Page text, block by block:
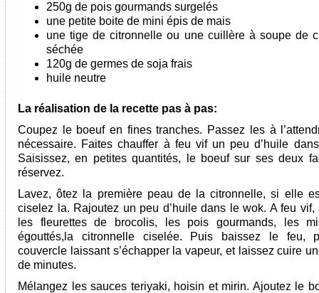
250g de pois gourmands surgelés
une petite boite de mini épis de mais
une tige de citronnelle ou une cuillère à soupe de
séchée
120g de germes de soja frais
huile neutre
La réalisation de la recette pas à pas:
Coupez le boeuf en fines tranches. Passez les à
nécessaire. Faites chauffer à feu vif un peu d’huile
Saisissez, en petites quantités, le boeuf sur ses deux
réservez.
Lavez, ôtez la première peau de la citronnelle, si elle
ciselez la. Rajoutez un peu d’huile dans le wok. A feu vif,
les fleurettes de brocolis, les pois gourmands, les
égouttés,la citronnelle ciselée. Puis baissez le feu,
couvercle laissant s’échapper la vapeur, et laissez cuire
de minutes.
Mélangez les sauces teriyaki, hoisin et mirin. Ajoutez le